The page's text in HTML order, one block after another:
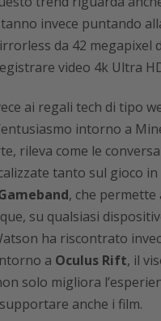
invece puntando
da 42 megapixel
video 4k Ultra
ai regali tech di tipo
intorno a
rileva come le
tanto sul gioco in
, che permette
su qualsiasi
ha riscontrato
a Oculus Rift, il
solo migliora
anche i film.